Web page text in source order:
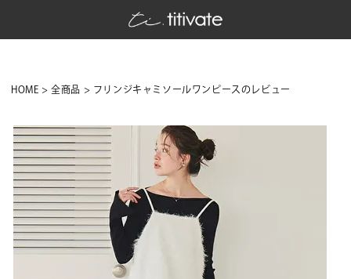
HOME 全商品 フリンジキャミソールワンピースのレビュー